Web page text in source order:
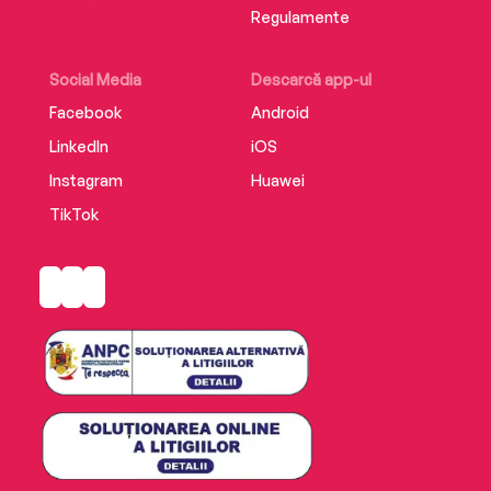
Social Media
Facebook
LinkedIn
Instagram
TikTok
Descarcă app-ul
Android
iOS
Huawei
Regulamente